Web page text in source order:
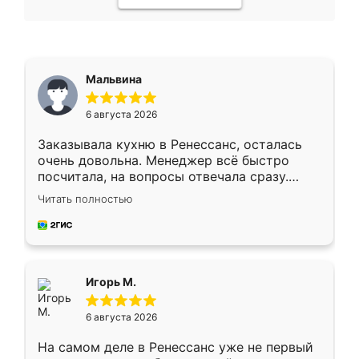
Мальвина
6 августа 2026
Заказывала кухню в Ренессанс, осталась
очень довольна. Менеджер всё быстро
посчитала, на вопросы отвечала сразу.
Замерщик приехал в субботу, подошёл к
делу со всей ответственностью. Собрали
за день, ребята работали аккуратно, даже
Читать полностью
Игорь М.
6 августа 2026
На самом деле в Ренессанс уже не первый